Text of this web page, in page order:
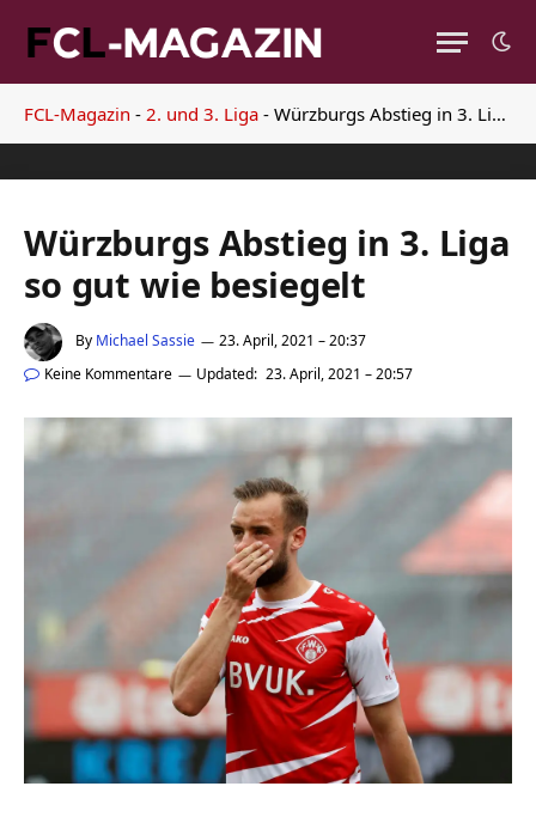
FCL-Magazin - 2. und 3. Liga - Würzburgs Abstieg in 3. Liga so gut wie besiegelt
Würzburgs Abstieg in 3. Liga
so gut wie besiegelt
By Michael Sassie
23. April, 2021 – 20:37
Keine Kommentare
Updated: 23. April, 2021 – 20:57